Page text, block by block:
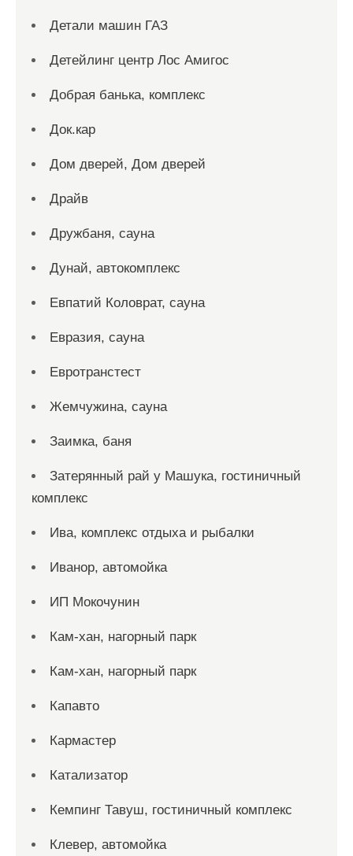
Детали машин ГАЗ
Детейлинг центр Лос Амигос
Добрая банька, комплекс
Док.кар
Дом дверей, Дом дверей
Драйв
Дружбаня, сауна
Дунай, автокомплекс
Евпатий Коловрат, сауна
Евразия, сауна
Евротранстест
Жемчужина, сауна
Заимка, баня
Затерянный рай у Машука, гостиничный
комплекс
Ива, комплекс отдыха и рыбалки
Иванор, автомойка
ИП Мокочунин
Кам-хан, нагорный парк
Кам-хан, нагорный парк
Капавто
Кармастер
Катализатор
Кемпинг Тавуш, гостиничный комплекс
Клевер, автомойка